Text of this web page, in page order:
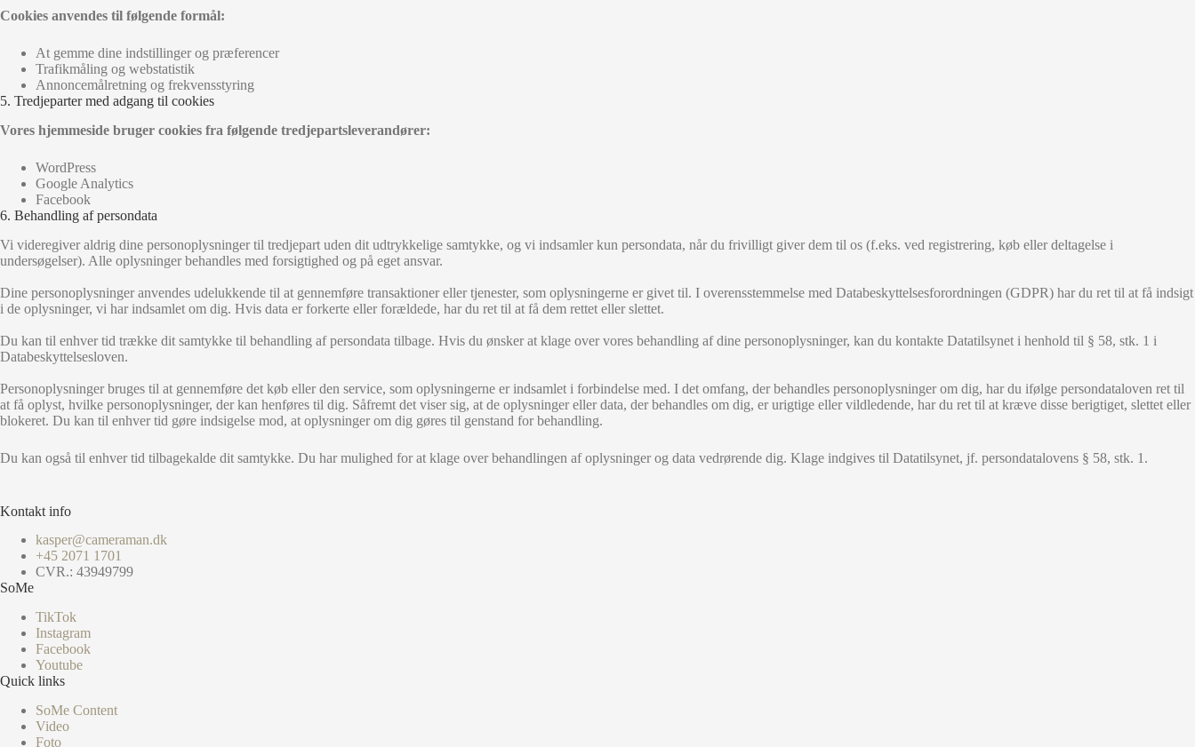
Cookies anvendes til følgende formål:
At gemme dine indstillinger og præferencer
Trafikmåling og webstatistik
Annoncemålretning og frekvensstyring
5. Tredjeparter med adgang til cookies
Vores hjemmeside bruger cookies fra følgende tredjepartsleverandører:
WordPress
Google Analytics
Facebook
6. Behandling af persondata
Vi videregiver aldrig dine personoplysninger til tredjepart uden dit udtrykkelige samtykke, og vi indsamler kun persondata, når du frivilligt giver dem til os (f.eks. ved registrering, køb eller deltagelse i
undersøgelser). Alle oplysninger behandles med forsigtighed og på eget ansvar.
Dine personoplysninger anvendes udelukkende til at gennemføre transaktioner eller tjenester, som oplysningerne er givet til. I overensstemmelse med Databeskyttelsesforordningen (GDPR) har du ret til at få indsigt
i de oplysninger, vi har indsamlet om dig. Hvis data er forkerte eller forældede, har du ret til at få dem rettet eller slettet.
Du kan til enhver tid trække dit samtykke til behandling af persondata tilbage. Hvis du ønsker at klage over vores behandling af dine personoplysninger, kan du kontakte Datatilsynet i henhold til § 58, stk. 1 i
Databeskyttelsesloven.
Personoplysninger bruges til at gennemføre det køb eller den service, som oplysningerne er indsamlet i forbindelse med. I det omfang, der behandles personoplysninger om dig, har du ifølge persondataloven ret til
at få oplyst, hvilke personoplysninger, der kan henføres til dig. Såfremt det viser sig, at de oplysninger eller data, der behandles om dig, er urigtige eller vildledende, har du ret til at kræve disse berigtiget, slettet eller
blokeret. Du kan til enhver tid gøre indsigelse mod, at oplysninger om dig gøres til genstand for behandling.
Du kan også til enhver tid tilbagekalde dit samtykke. Du har mulighed for at klage over behandlingen af oplysninger og data vedrørende dig. Klage indgives til Datatilsynet, jf. persondatalovens § 58, stk. 1.
Kontakt info
kasper@cameraman.dk
+45 2071 1701
CVR.: 43949799
SoMe
TikTok
Instagram
Facebook
Youtube
Quick links
SoMe Content
Video
Foto